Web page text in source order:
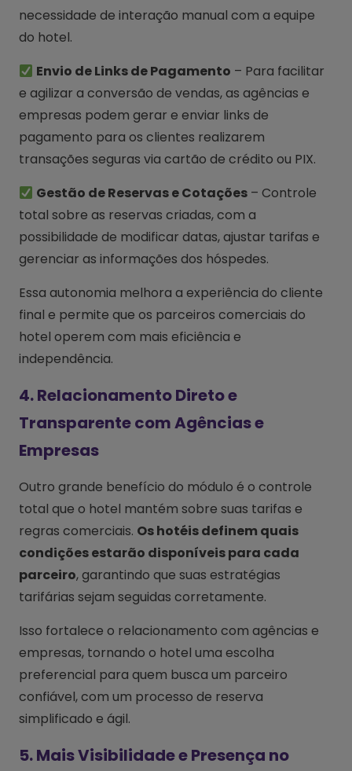
necessidade de interação manual com a equipe
do hotel.
Envio de Links de Pagamento – Para facilitar
e agilizar a conversão de vendas, as agências e
empresas podem gerar e enviar links de
pagamento para os clientes realizarem
transações seguras via cartão de crédito ou PIX.
Gestão de Reservas e Cotações – Controle
total sobre as reservas criadas, com a
possibilidade de modificar datas, ajustar tarifas e
gerenciar as informações dos hóspedes.
Essa autonomia melhora a experiência do cliente
final e permite que os parceiros comerciais do
hotel operem com mais eficiência e
independência.
4. Relacionamento Direto e
Transparente com Agências e
Empresas
Outro grande benefício do módulo é o controle
total que o hotel mantém sobre suas tarifas e
regras comerciais. Os hotéis definem quais
condições estarão disponíveis para cada
parceiro, garantindo que suas estratégias
tarifárias sejam seguidas corretamente.
Isso fortalece o relacionamento com agências e
empresas, tornando o hotel uma escolha
preferencial para quem busca um parceiro
confiável, com um processo de reserva
simplificado e ágil.
5. Mais Visibilidade e Presença no